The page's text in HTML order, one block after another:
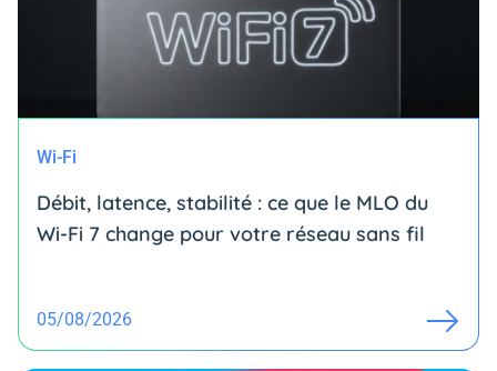
Wi-Fi
Débit, latence, stabilité : ce que le MLO du
Wi-Fi 7 change pour votre réseau sans fil
05/08/2026